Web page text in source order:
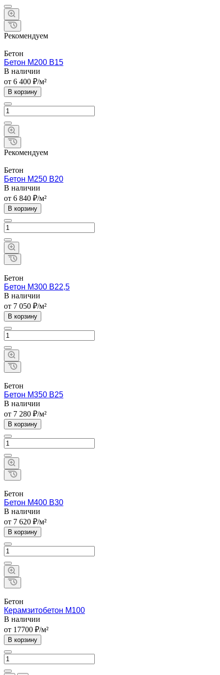
Рекомендуем
Бетон
Бетон М200 B15
В наличии
от 6 400 ₽/м²
В корзину
Рекомендуем
Бетон
Бетон М250 B20
В наличии
от 6 840 ₽/м²
В корзину
Бетон
Бетон М300 B22,5
В наличии
от 7 050 ₽/м²
В корзину
Бетон
Бетон М350 B25
В наличии
от 7 280 ₽/м²
В корзину
Бетон
Бетон М400 B30
В наличии
от 7 620 ₽/м²
В корзину
Бетон
Керамзитобетон М100
В наличии
от 17700 ₽/м²
В корзину